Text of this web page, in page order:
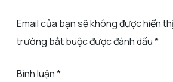
Email của bạn sẽ không được hiển
trường bắt buộc được đánh dấu*
Bình luận*